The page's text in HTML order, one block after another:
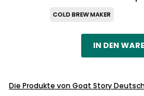
COLD BREW MAKER
IN DEN
Die Produkte vonGoat Story